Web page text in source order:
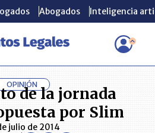
Abogados Inteligencia
LUIS RODRÍGUEZ A propósito de la
Abogados Inteligencia
OPINIÓN
de la jornada
por Slim
julio de 2014